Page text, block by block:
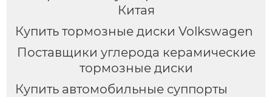
Китая
Купить тормозные диски Volkswagen
Поставщики углерода керамические
тормозные диски
Купить автомобильные суппорты